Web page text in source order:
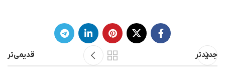
جدیدتر قدیمی‌تر